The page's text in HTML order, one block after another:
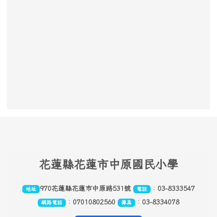
花蓮縣花蓮市中原國民小學
地址 970花蓮縣花蓮市中原路531號 電話 ： 03-8333547
網路電話 ： 07010802560 傳真 ： 03-8334078